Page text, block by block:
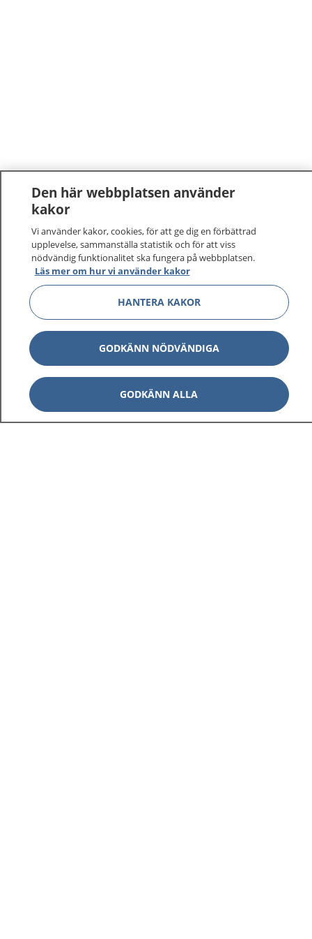
Den här webbplatsen använder
kakor
Vi använder kakor, cookies, för att ge dig en förbättrad
upplevelse, sammanställa statistik och för att viss
nödvändig funktionalitet ska fungera på webbplatsen.
Läs mer om hur vi använder kakor
HANTERA KAKOR
GODKÄNN NÖDVÄNDIGA
GODKÄNN ALLA